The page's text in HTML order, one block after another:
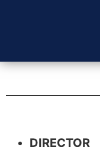
DIRECTOR